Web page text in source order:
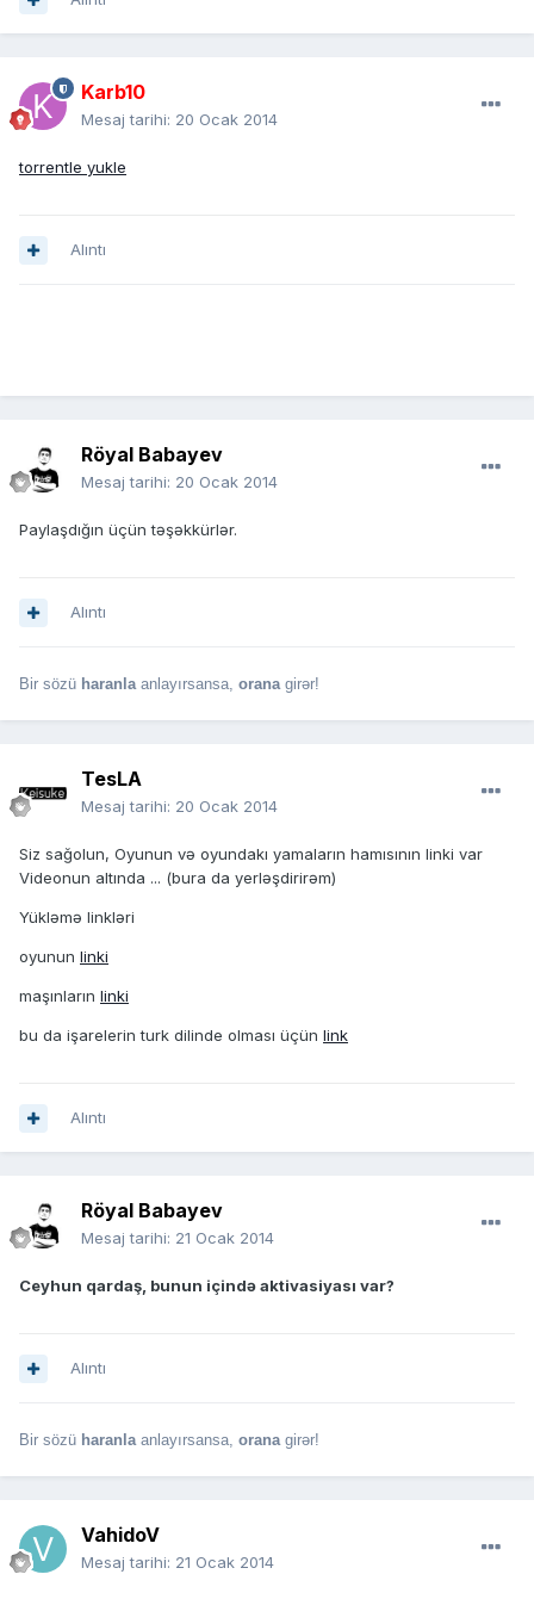
Karb10
Mesaj tarihi: 20 Ocak 2014
torrentle yukle
Alıntı
Röyal Babayev
Mesaj tarihi: 20 Ocak 2014
Paylaşdığın üçün təşəkkürlər.
Alıntı
Bir sözü haranla anlayırsansa, orana girər!
TesLA
Mesaj tarihi: 20 Ocak 2014
Siz sağolun, Oyunun və oyundakı yamaların hamısının linki var
Videonun altında ... (bura da yerləşdirirəm)
Yükləmə linkləri
oyunun linki
maşınların linki
bu da işarelerin turk dilinde olması üçün link
Alıntı
Röyal Babayev
Mesaj tarihi: 21 Ocak 2014
Ceyhun qardaş, bunun içində aktivasiyası var?
Alıntı
Bir sözü haranla anlayırsansa, orana girər!
VahidoV
Mesaj tarihi: 21 Ocak 2014